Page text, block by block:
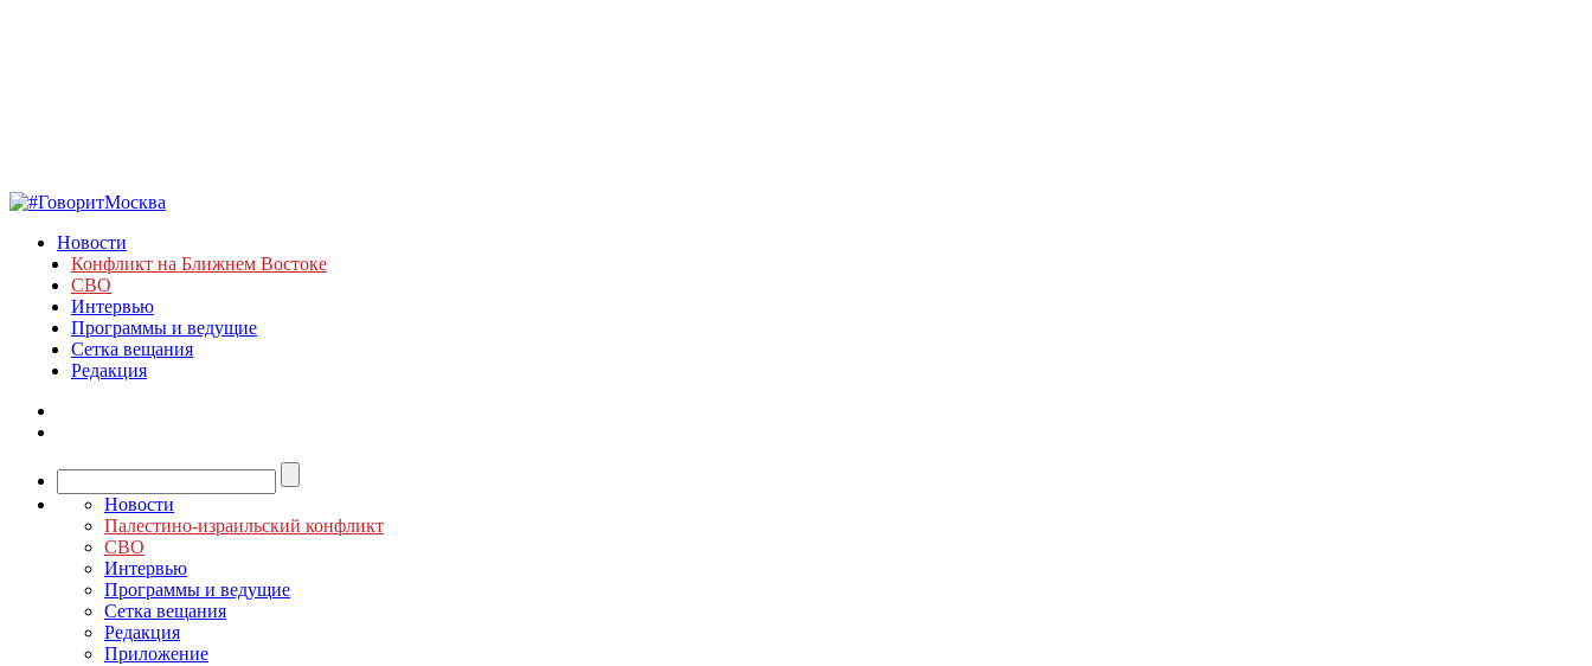
Новости
Конфликт на Ближнем Востоке
СВО
Интервью
Программы и ведущие
Сетка вещания
Редакция
Новости
Палестино-израильский конфликт
СВО
Интервью
Программы и ведущие
Сетка вещания
Редакция
Приложение